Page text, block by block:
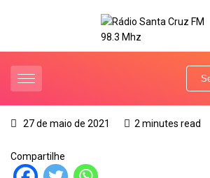
27 de maio de 2021 2 minutes read
Compartilhe